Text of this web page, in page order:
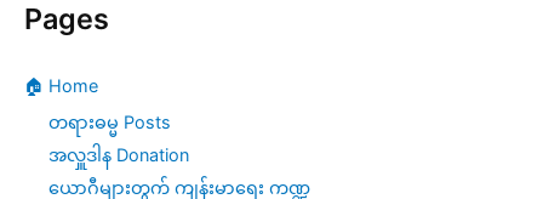
Pages
🏠 Home
တရားဓမ္မ Posts
အလှူဒါန Donation
ယောဂီများတွက် ကျန်းမာရေး ကဏ္ဍ